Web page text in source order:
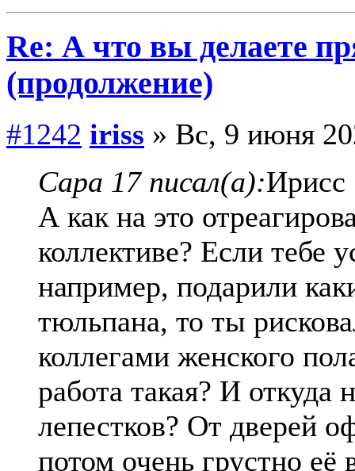
Re: А что вы делаете
(продолжение)
#1242 iriss » Вс, 9 июня
Сара 17 писал(а):Ирисс
А как на это
коллективе? Если тебе
например, подарили
тюльпана, то ты
коллегами женского
работа такая? И откуда
лепестков? От дверей
потом очень грустно её